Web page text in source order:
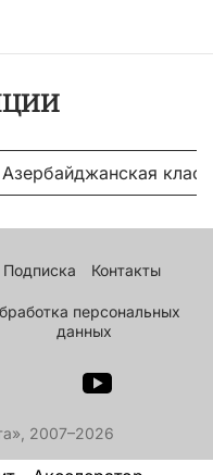
Азербайджанская
Подписка Контакты
персональных
данных
2007–2026